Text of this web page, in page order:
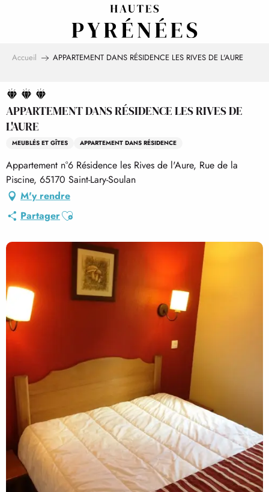
Accueil APPARTEMENT DANS RÉSIDENCE LES RIVES DE L'AURE
APPARTEMENT DANS RÉSIDENCE LES RIVES DE
L'AURE
MEUBLÉS ET GÎTES APPARTEMENT DANS RÉSIDENCE
Appartement n°6 Résidence les Rives de l'Aure, Rue de la
Piscine, 65170 Saint-Lary-Soulan
M'y rendre
PartagerAjouter aux favoris